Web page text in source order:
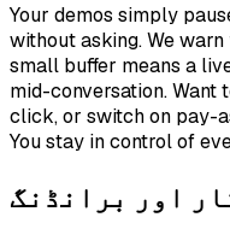
Your demos simply
without asking. We
small buffer means a
mid-conversation. Want
click, or switch on pay-
You stay in control of
اور برانڈنگ